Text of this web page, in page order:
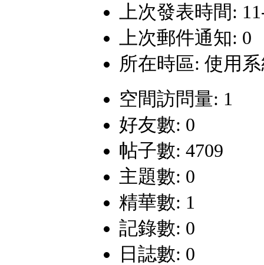
上次發表時間:
上次郵件通知: 0
所在時區: 使用
空間訪問量: 1
好友數: 0
帖子數: 4709
主題數: 0
精華數: 1
記錄數: 0
日誌數: 0